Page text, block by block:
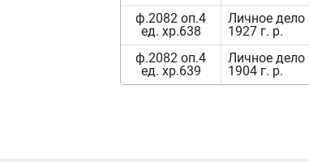
ф.2082 оп.4
ед. хр.638
Личное дело
1927 г. р.
ф.2082 оп.4
ед. хр.639
Личное дело
1904 г. р.